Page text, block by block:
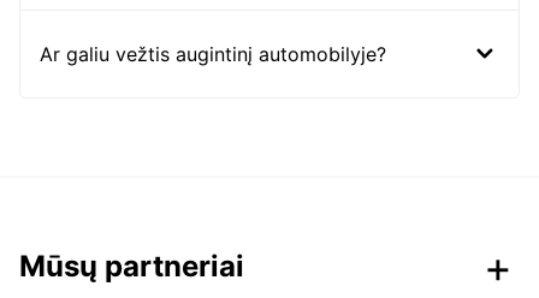
Ar galiu vežtis augintinį automobilyje?
Mūsų partneriai